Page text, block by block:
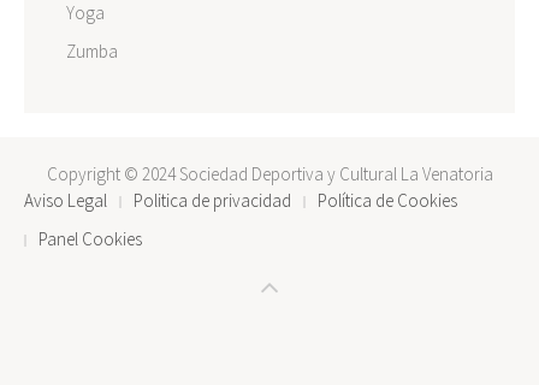
Yoga
Zumba
Copyright © 2024 Sociedad Deportiva y Cultural La Venatoria
Aviso Legal
Politica de privacidad
Política de Cookies
Panel Cookies